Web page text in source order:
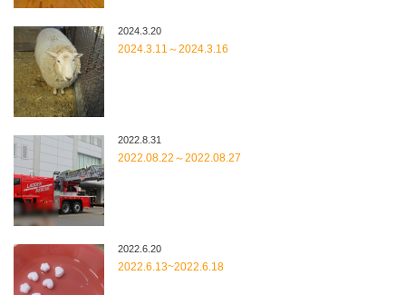
2024.3.20
2024.3.11～2024.3.16
2022.8.31
2022.08.22～2022.08.27
2022.6.20
2022.6.13~2022.6.18